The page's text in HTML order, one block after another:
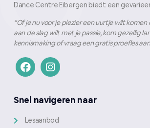
Dance Centre Eibergen biedt een
“Of je nu voor je plezier een uurtje wilt komen
aan de slag wilt met je passie, kom gezellig
kennismaking of vraag een gratis proefles
Snel navigeren naar
Lesaanbod